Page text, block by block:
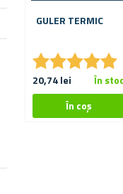
GULER TERMIC
★★★★★
★★★★★
20,74 lei În